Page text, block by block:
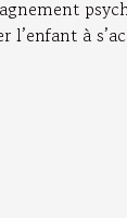
l’enfant à